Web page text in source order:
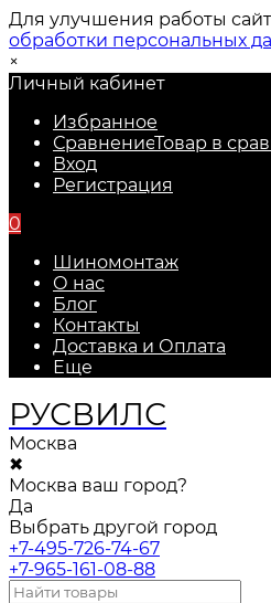
Для улучшения работы
обработки персональных
×
Личный кабинет
Избранное
СравнениеТовар в
Вход
Регистрация
0
Шиномонтаж
О нас
Блог
Контакты
Доставка и Оплата
Еще
РУСВИЛС
Москва
✖
Москва ваш город?
Да
Выбрать другой город
+7-495-726-74-67
+7-965-161-08-88